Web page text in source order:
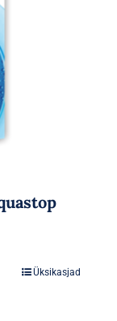
Üksikasjad